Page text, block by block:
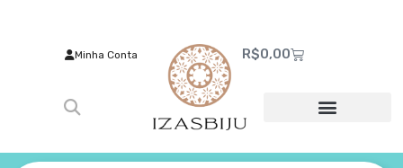
Minha Conta R$0,00